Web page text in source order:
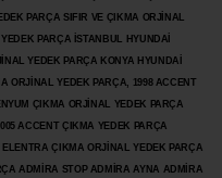
PARÇA SIFIR VE ÇIKMA ORJİNAL
PARÇA İSTANBUL HYUNDAİ
YEDEK PARÇA KONYA HYUNDAİ
ORJİNAL YEDEK PARÇA, 1998 ACCENT
ÇIKMA ORJİNAL YEDEK PARÇA
ACCENT ÇIKMA YEDEK PARÇA
ÇIKMA ORJİNAL YEDEK PARÇA
ADMİRA STOP ADMİRA AYNA ADMİRA